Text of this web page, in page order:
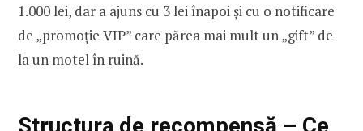
1.000 lei, dar a ajuns cu 3 lei înapoi și cu o notificare
de „promoție VIP” care părea mai mult un „gift” de
la un motel în ruină.